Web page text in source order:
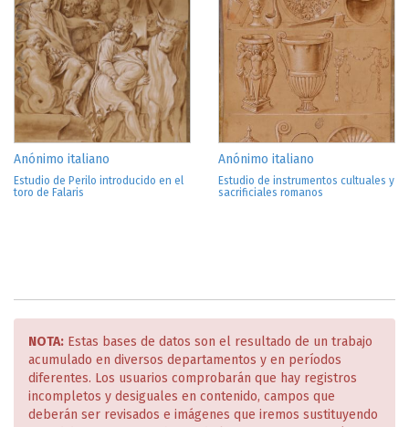
Anónimo italiano
Estudio de Perilo introducido en el
toro de Falaris
Anónimo italiano
Estudio de instrumentos cultuales y
sacrificiales romanos
NOTA: Estas bases de datos son el resultado de un trabajo
acumulado en diversos departamentos y en períodos
diferentes. Los usuarios comprobarán que hay registros
incompletos y desiguales en contenido, campos que
deberán ser revisados e imágenes que iremos sustituyendo